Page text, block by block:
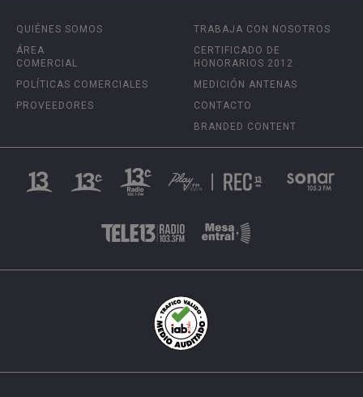
QUIÉNES SOMOS
ÁREA
COMERCIAL
POLÍTICAS COMERCIALES
PROVEEDORES
TRABAJA CON NOSOTROS
CERTIFICADO DE
HONORARIOS 2012
MEDICIÓN ANTENAS
CONTACTO
BRANDED CONTENT